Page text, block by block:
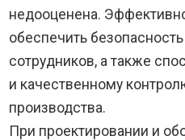
недооценена.
обеспечить
сотрудников, а также
и качественному
производства.
При проектировании и